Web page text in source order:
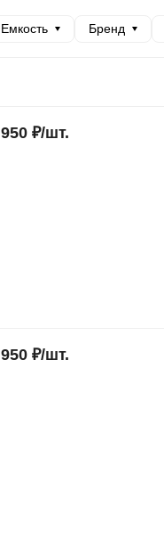
Емкость Бренд
950 ₽/шт.
950 ₽/шт.